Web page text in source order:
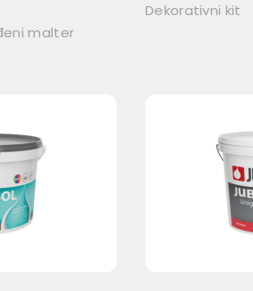
malter
Dekorativni kit